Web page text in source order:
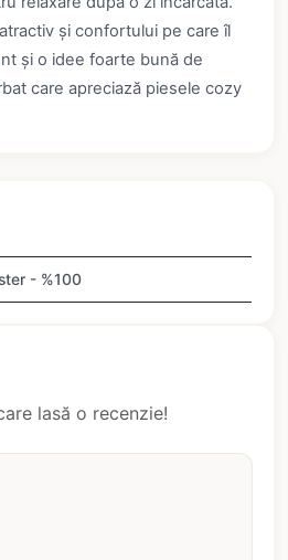
și confortului pe care îl
și o idee foarte bună de
care apreciază piesele cozy
- %100
lasă o recenzie!